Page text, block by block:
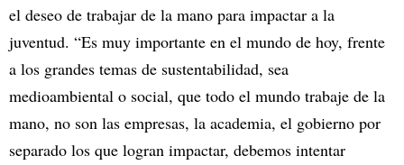
el deseo de trabajar de la mano para impactar a la
juventud. “Es muy importante en el mundo de hoy, frente
a los grandes temas de sustentabilidad, sea
medioambiental o social, que todo el mundo trabaje de la
mano, no son las empresas, la academia, el gobierno por
separado los que logran impactar, debemos intentar